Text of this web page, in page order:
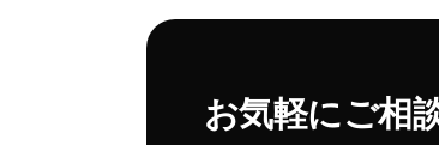
お気軽にご相